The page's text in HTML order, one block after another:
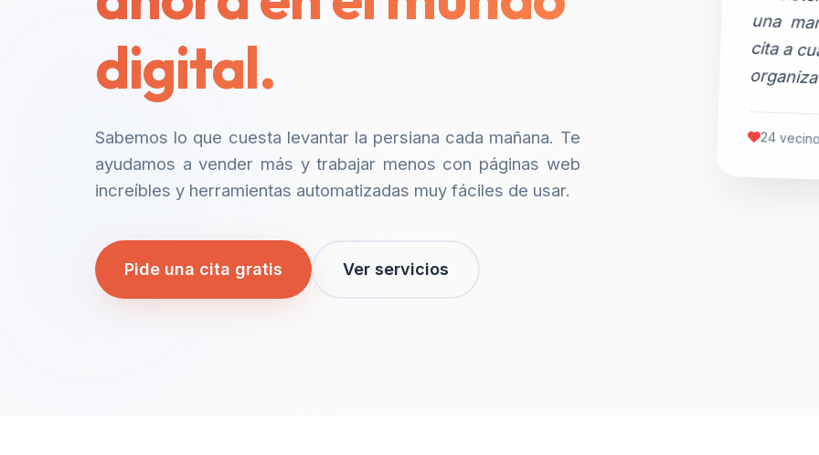
digital.
Sabemos lo que cuesta levantar la persiana cada mañana. Te
ayudamos a vender más y trabajar menos con páginas web
increíbles y herramientas automatizadas muy fáciles de usar.
Pide una cita gratis Ver servicios
24